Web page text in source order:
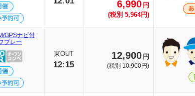
6,990円
(税別 5,964円)
GPSナビ付
プレー
東OUT
12:15
12,900円
(税別 10,900円)